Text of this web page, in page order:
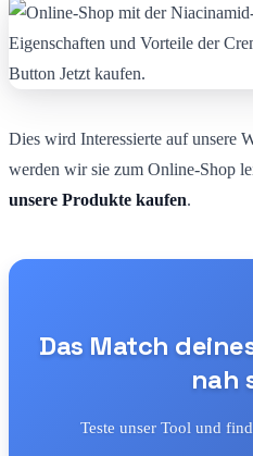
Dies wird Interessierte auf unsere
werden wir sie zum Online-Shop
unsere Produkte kaufen.
Das Match
nah
Teste unser Tool und